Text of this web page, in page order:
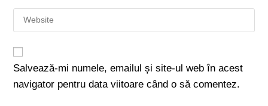
Salvează-mi numele, emailul și site-ul web în acest
navigator pentru data viitoare când o să comentez.